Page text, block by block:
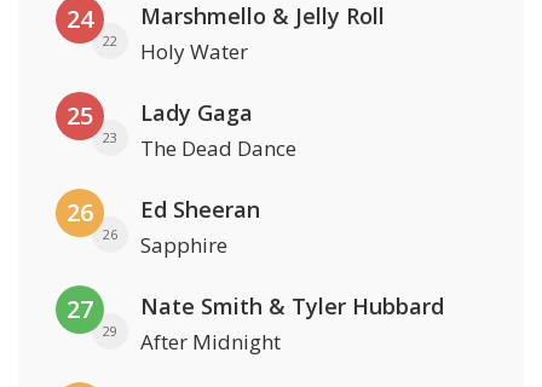
24
22
Marshmello & Jelly Roll
Holy Water
25
23
Lady Gaga
The Dead Dance
26
26
Ed Sheeran
Sapphire
27
29
Nate Smith & Tyler Hubbard
After Midnight